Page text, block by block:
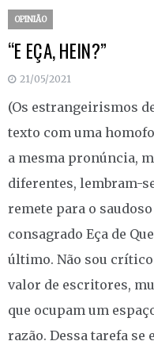
OPINIÃO
“E EÇA, HEIN?”
21/05/2021
(Os estrangeirismos
texto com uma
a mesma pronúncia,
diferentes, lembram-
remete para o
consagrado Eça de
último. Não sou
valor de escritores,
que ocupam um
razão. Dessa tarefa se